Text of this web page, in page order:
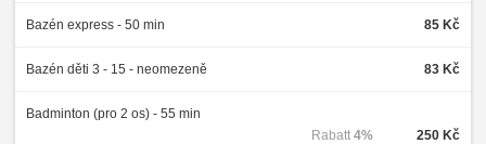
Bazén express - 50 min 85 Kč
Bazén děti 3 - 15 - neomezeně 83 Kč
Badminton (pro 2 os) - 55 min
250 Kč
Rabatt 4%